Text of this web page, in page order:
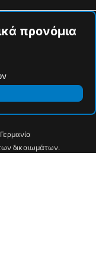
προνόμια
δικαιωμάτων.